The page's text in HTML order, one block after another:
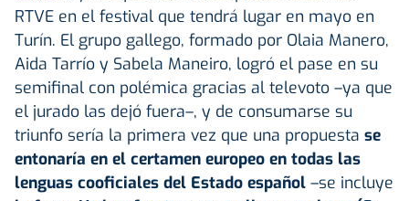
RTVE en el festival que tendrá lugar en mayo en
Turín. El grupo gallego, formado por Olaia Manero,
Aida Tarrío y Sabela Maneiro, logró el pase en su
semifinal con polémica gracias al televoto –ya que
el jurado las dejó fuera–, y de consumarse su
triunfo sería la primera vez que una propuesta se
entonaría en el certamen europeo en todas las
lenguas cooficiales del Estado español –se incluye